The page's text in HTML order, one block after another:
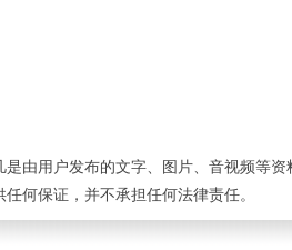
是由用户发布的文字、图片、音视频等
何保证，并不承担任何法律责任。